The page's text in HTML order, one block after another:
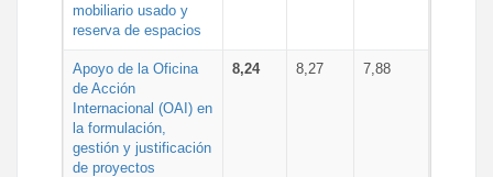
mobiliario usado y
reserva de espacios
Apoyo de la Oficina
de Acción
Internacional (OAI) en
la formulación,
gestión y justificación
de proyectos
8,24 8,27 7,88